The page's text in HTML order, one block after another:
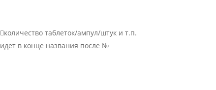
количество таблеток/ампул/штук и т.п.
идет в конце названия после №